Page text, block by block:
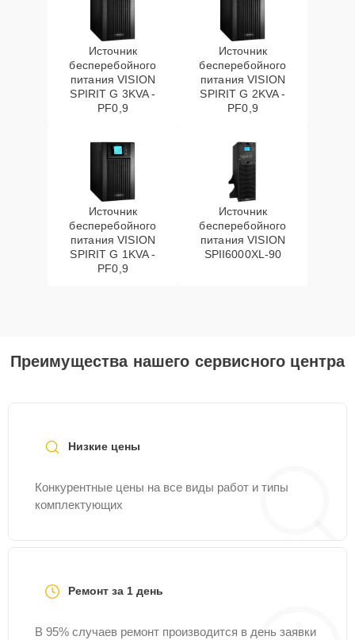
Источник
бесперебойного
питания VISION
SPIRIT G 3KVA -
PF0,9
Источник
бесперебойного
питания VISION
SPIRIT G 2KVA -
PF0,9
Источник
бесперебойного
питания VISION
SPIRIT G 1KVA -
PF0,9
Источник
бесперебойного
питания VISION
SPII6000XL-90
Преимущества нашего сервисного центра
Низкие цены
Конкурентные цены на все виды работ и типы
комплектующих
Ремонт за 1 день
В 95% случаев ремонт производится в день заявки